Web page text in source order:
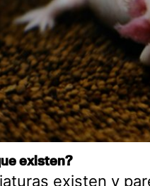
existen?
existen y